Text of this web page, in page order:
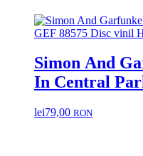
Simon And
In Central Park 2LP GEF
lei79,00 RON